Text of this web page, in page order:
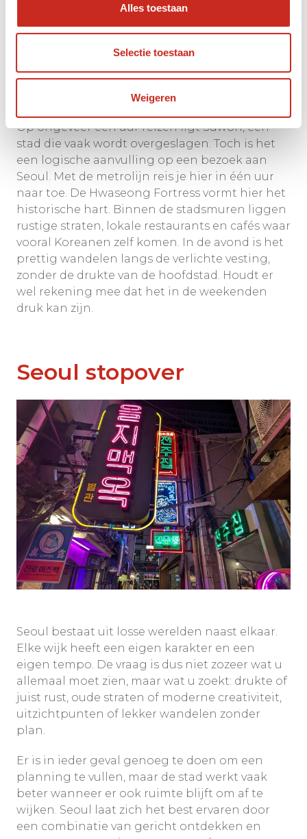
Alles toestaan
Selectie toestaan
Weigeren
Op ongeveer een uur reizen ligt Suwon, een
stad die vaak wordt overgeslagen. Toch is het
een logische aanvulling op een bezoek aan
Seoul. Met de metrolijn reis je hier in één uur
naar toe. De Hwaseong Fortress vormt hier het
historische hart. Binnen de stadsmuren liggen
rustige straten, lokale restaurants en cafés waar
vooral Koreanen zelf komen. In de avond is het
prettig wandelen langs de verlichte vesting,
zonder de drukte van de hoofdstad. Houdt er
wel rekening mee dat het in de weekenden
druk kan zijn.
Seoul stopover
Seoul bestaat uit losse werelden naast elkaar.
Elke wijk heeft een eigen karakter en een
eigen tempo. De vraag is dus niet zozeer wat u
allemaal moet zien, maar wat u zoekt: drukte of
juist rust, oude straten of moderne creativiteit,
uitzichtpunten of lekker wandelen zonder
plan.
Er is in ieder geval genoeg te doen om een
planning te vullen, maar de stad werkt vaak
beter wanneer er ook ruimte blijft om af te
wijken. Seoul laat zich het best ervaren door
een combinatie van gericht ontdekken en